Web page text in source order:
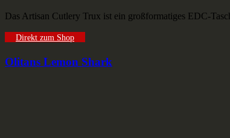
Das Artisan Cutlery Trux ist ein großformatiges EDC-
Direkt zum Shop
Olitans Lemon Shark